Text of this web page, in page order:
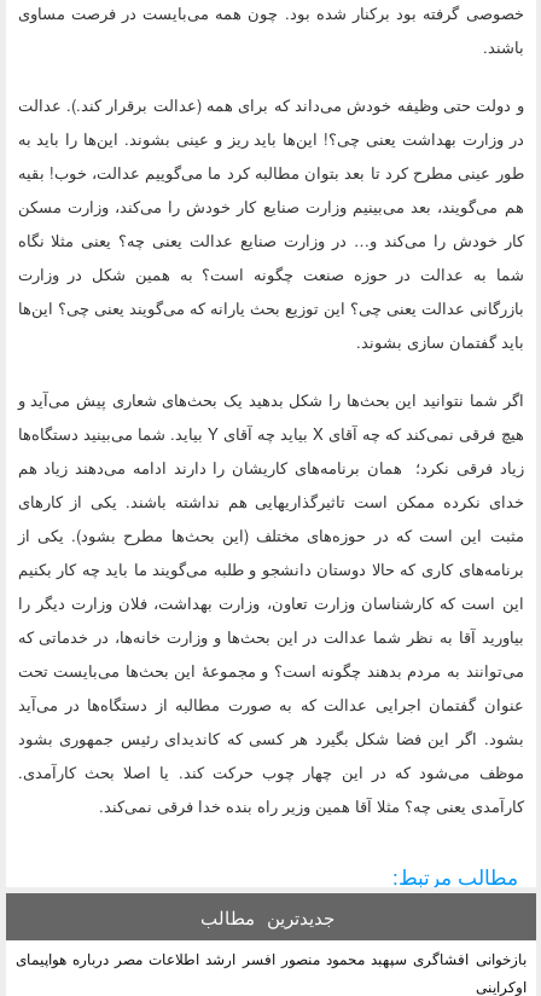
خصوصی گرفته بود برکنار شده بود. چون همه می‌بایست در فرصت مساوی
باشند.
و دولت حتی وظیفه خودش می‌داند که برای همه (عدالت برقرار کند.). عدالت
در وزارت بهداشت یعنی چی؟! این‌ها باید ریز و عینی بشوند. این‌ها را باید به
طور عینی مطرح کرد تا بعد بتوان مطالبه کرد ما می‌گوییم عدالت، خوب! بقیه
هم می‌گویند، بعد می‌بینیم وزارت صنایع کار خودش را می‌کند، وزارت مسکن
کار خودش را می‌کند و… در وزارت صنایع عدالت یعنی چه؟ یعنی مثلا نگاه
شما به عدالت در حوزه صنعت چگونه است؟ به همین شکل در وزارت
بازرگانی عدالت یعنی چی؟ این توزیع بحث یارانه که می‌گویند یعنی چی؟ این‌ها
باید گفتمان سازی بشوند.
اگر شما نتوانید این بحث‌ها را شکل بدهید یک بحث‌های شعاری پیش می‌آید و
هیچ فرقی نمی‌کند که چه آقای X بیاید چه آقای Y بیاید. شما می‌بینید دستگاه‌ها
زیاد فرقی نکرد؛ ‌‌‌ همان برنامه‌های کاریشان را دارند ادامه می‌دهند زیاد هم
خدای نکرده ممکن است تاثیرگذاریهایی هم نداشته باشند. یکی از کارهای
مثبت این است که در حوزه‌های مختلف (این بحث‌ها مطرح بشود). یکی از
برنامه‌های کاری که حالا دوستان دانشجو و طلبه می‌گویند ما باید چه کار بکنیم
این است که کار‌شناسان وزارت تعاون، وزارت بهداشت، فلان وزارت دیگر را
بیاورید آقا به نظر شما عدالت در این بحث‌ها و وزارت خانه‌ها، در خدماتی که
می‌توانند به مردم بدهند چگونه است؟ و مجموعهٔ این بحث‌ها می‌بایست تحت
عنوان گفتمان اجرایی عدالت که به صورت مطالبه از دستگاه‌ها در می‌آید
بشود. اگر این فضا شکل بگیرد هر کسی که کاندیدای رئیس جمهوری بشود
موظف می‌شود که در این چهار چوب حرکت کند. یا اصلا بحث کارآمدی.
کارآمدی یعنی چه؟ مثلا آقا همین وزیر راه بنده خدا فرقی نمی‌کند.
مطالب مرتبط:
جدیدترین مطالب
بازخوانی افشاگری سپهبد محمود منصور افسر ارشد اطلاعات مصر درباره هواپیمای
اوکراینی